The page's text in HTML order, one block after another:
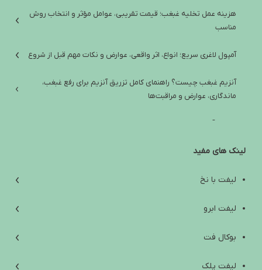
هزینه عمل تخلیه غبغب؛ قیمت تقریبی، عوامل مؤثر و انتخاب روش
مناسب
آمپول لاغری سریع؛ انواع، اثر واقعی، عوارض و نکات مهم قبل از شروع
آنزیم غبغب چیست؟ راهنمای کامل تزریق آنزیم برای رفع غبغب،
ماندگاری، عوارض و مراقبت‌ها
تفاوت آمپول لاغری ایرانی و خارجی؛ راهنمای انتخاب ایمن و واقع‌بینانه
آب کردن غبغب: از علت‌ها و تمرین‌های خانگی تا روش‌های کلینیکی مؤثر
افتادگی پوست زیر چانه؛ علت‌ها، راه‌های درمان و انتخاب بهترین روش
بهترین آمپول لاغری خارجی؛ راهنمای انتخاب ایمن بین اوزمپیک،
Effects, Contraindications, and Safety Tips
لینک های مفید
لیفت با نخ
لیفت ابرو
بوکال فت
لیفت پلک